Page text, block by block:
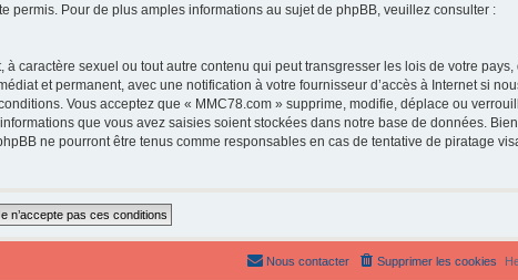
permis. Pour de plus amples informations au sujet de phpBB, veuillez consulter :
caractère sexuel ou tout autre contenu qui peut transgresser les lois de votre pays,
et permanent, avec une notification à votre fournisseur d’accès à Internet si
Vous acceptez que « MMC78.com » supprime, modifie, déplace ou
que vous avez saisies soient stockées dans notre base de données.
ne pourront être tenus comme responsables en cas de tentative de piratage
Supprimer les cookies
Nous contacter